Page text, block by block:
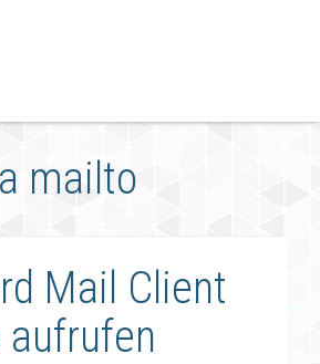
mailto
Mail Client
aufrufen